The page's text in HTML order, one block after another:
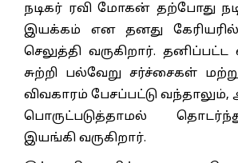
நடிகர் ரவி மோகன் தற்போது
இயக்கம் என தனது
செலுத்தி வருகிறார்.
சுற்றி பல்வேறு சர்ச்சைகள்
விவகாரம் பேசப்பட்டு
பொருட்படுத்தாமல்
இயங்கி வருகிறார்.